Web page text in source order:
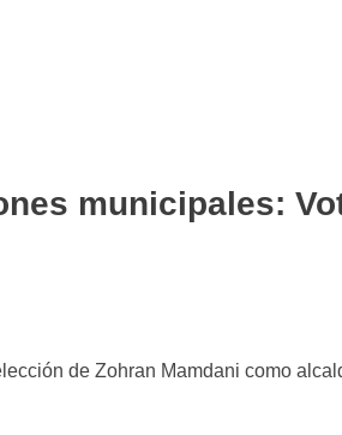
municipales:
de Zohran Mamdani como